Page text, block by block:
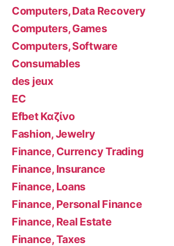
Computers, Data Recovery
Computers, Games
Computers, Software
Consumables
des jeux
EC
Efbet Καζίνο
Fashion, Jewelry
Finance, Currency Trading
Finance, Insurance
Finance, Loans
Finance, Personal Finance
Finance, Real Estate
Finance, Taxes